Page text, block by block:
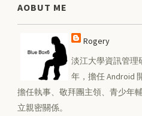
AOBUT ME
Rogery
淡江大學資訊管理
年，擔任 Android
擔任執事、敬拜團主領、青少年
立親密關係。